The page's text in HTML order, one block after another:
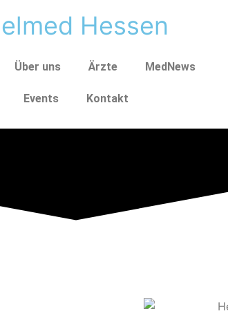
elmed Hessen
Über uns Ärzte MedNews
Events Kontakt